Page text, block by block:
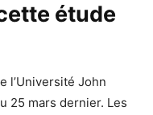
étude
l’Université John
25 mars dernier. Les